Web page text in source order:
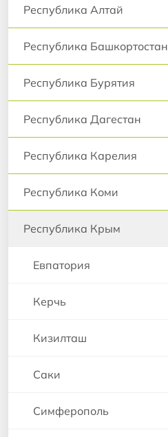
Республика Алтай
Республика Башкортостан
Республика Бурятия
Республика Дагестан
Республика Карелия
Республика Коми
Республика Крым
Евпатория
Керчь
Кизилташ
Саки
Симферополь